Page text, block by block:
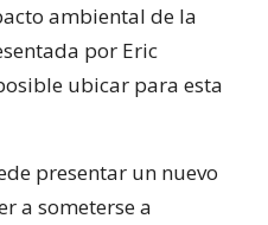
ambiental de la
por Eric
ubicar para esta
presentar un nuevo
a someterse a